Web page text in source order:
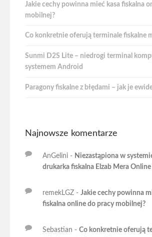
Jakie cechy powinna mieć kasa fiskalna
mobilnej?
Co konkretnie oferują terminale fiskalne
Sunmi D2S Lite – niedrogi terminal
systemem Android
Paragony fiskalne z błędami – jak je
Najnowsze komentarze
AnGelini - Niezastąpiona w
drukarka fiskalna Elzab Mera Online
remekLGZ - Jakie cechy powinna
fiskalna online do pracy mobilnej?
Sebastian - Co konkretnie oferują